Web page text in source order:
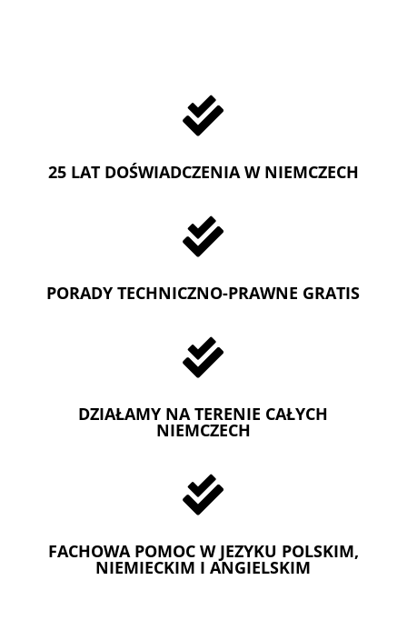

25 LAT DOŚWIADCZENIA W NIEMCZECH

PORADY TECHNICZNO-PRAWNE GRATIS

DZIAŁAMY NA TERENIE CAŁYCH
NIEMCZECH

FACHOWA POMOC W JEZYKU POLSKIM,
NIEMIECKIM I ANGIELSKIM